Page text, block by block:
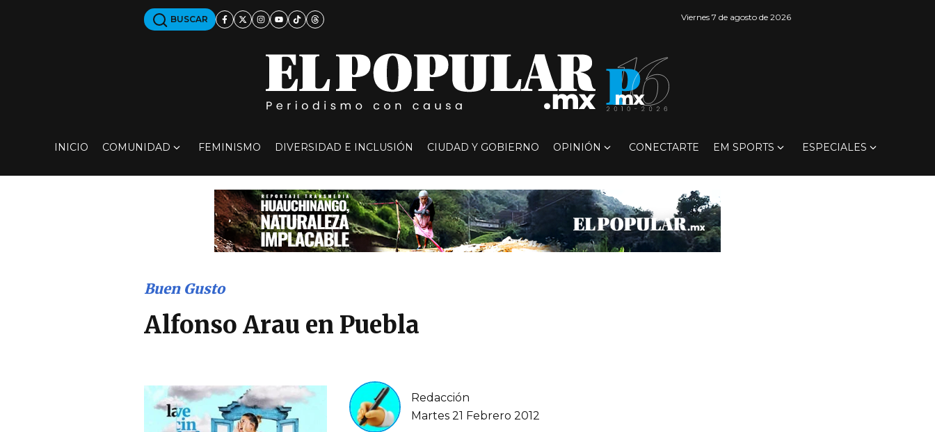
BUSCAR Viernes 7 de agosto de 2026
INICIO COMUNIDAD FEMINISMO DIVERSIDAD E INCLUSIÓN CIUDAD Y GOBIERNO OPINIÓN CONECTARTE EM SPORTS ESPECIALES
Buen Gusto
Alfonso Arau en Puebla
Redacción
Martes 21 Febrero 2012